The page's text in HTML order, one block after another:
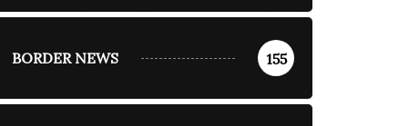
BORDER NEWS 155